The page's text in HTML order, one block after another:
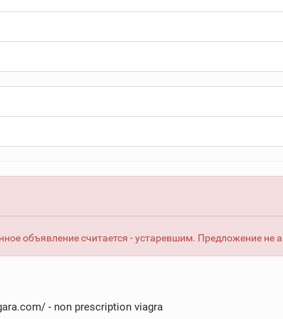
объявление считается - устаревшим. Предложение не
- non prescription viagra